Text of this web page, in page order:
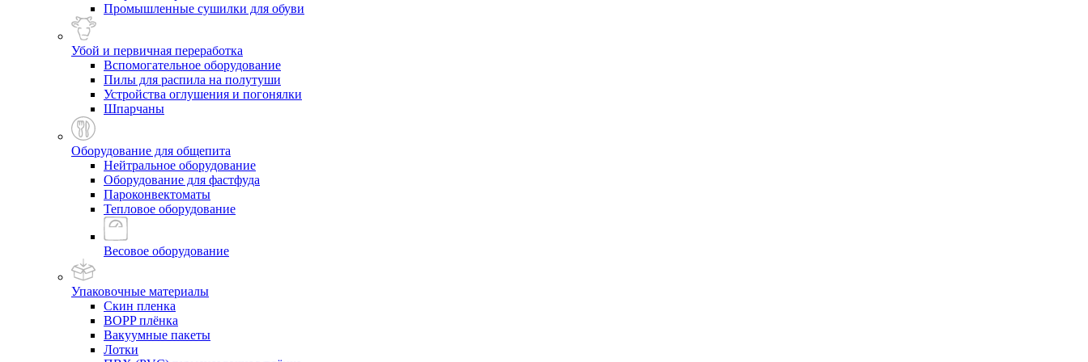
Промышленные сушилки для обуви
Убой и первичная переработка
Вспомогательное оборудование
Пилы для распила на полутуши
Устройства оглушения и погонялки
Шпарчаны
Оборудование для общепита
Нейтральное оборудование
Оборудование для фастфуда
Пароконвектоматы
Тепловое оборудование
Весовое оборудование
Упаковочные материалы
Скин пленка
BOPP плёнка
Вакуумные пакеты
Лотки